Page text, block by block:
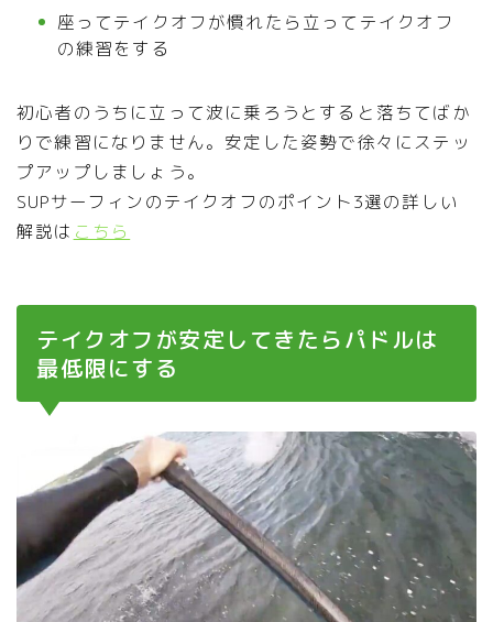
座ってテイクオフが慣れたら立ってテイクオフ
の練習をする
初心者のうちに立って波に乗ろうとすると落ちてばか
りで練習になりません。安定した姿勢で徐々にステッ
プアップしましょう。
SUPサーフィンのテイクオフのポイント3選の詳しい
解説は こちら
テイクオフが安定してきたらパドルは
最低限にする